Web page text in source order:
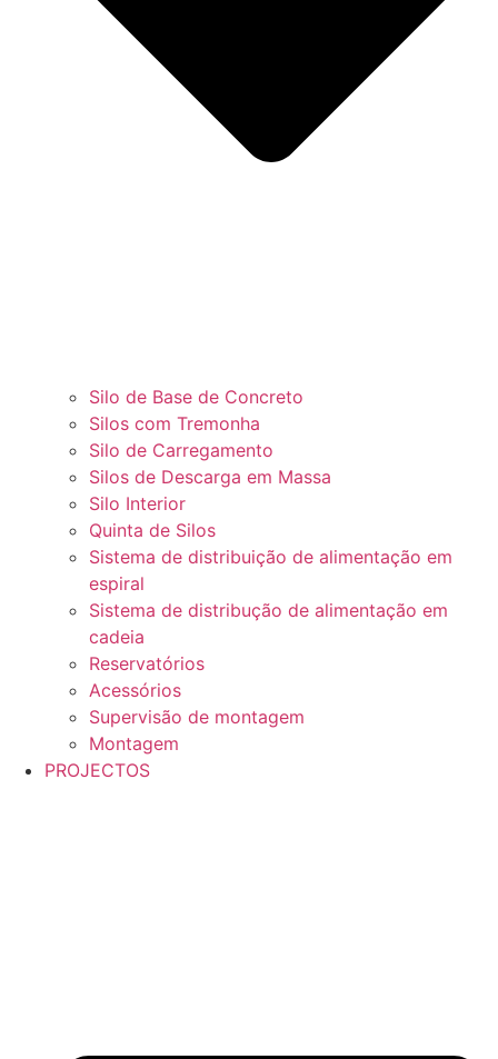
Silo de Base de Concreto
Silos com Tremonha
Silo de Carregamento
Silos de Descarga em Massa
Silo Interior
Quinta de Silos
Sistema de distribuição de alimentação em
espiral
Sistema de distribução de alimentação em
cadeia
Reservatórios
Acessórios
Supervisão de montagem
Montagem
PROJECTOS